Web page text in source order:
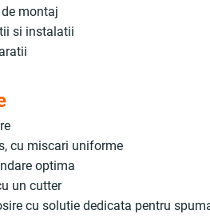
montaj
si instalatii
cu miscari uniforme
optima
un cutter
cu solutie dedicata pentru